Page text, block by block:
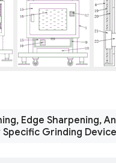
Edge Sharpening,
Specific Grinding